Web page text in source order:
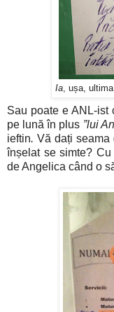
Ia, ușa,
Sau poate e ANL-ist
pe lună în plus ”lui
ieftin. Vă dați seama
înșelat se simte?
de Angelica când o